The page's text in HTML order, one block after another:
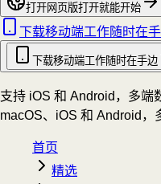
打开网页版打开就能开始
下载移动端工作随时在
下载移动端工作随时在手边
支持 iOS 和 Android，多端
macOS、iOS 和 Android，
首页
精选